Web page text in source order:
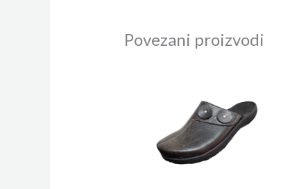
Povezani proizvodi